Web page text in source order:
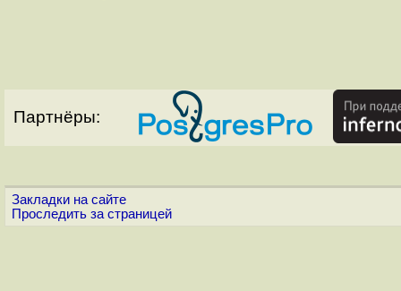
Партнёры:
Закладки на сайте
Проследить за страницей